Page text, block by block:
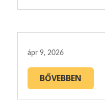
ápr 9, 2026
BŐVEBBEN